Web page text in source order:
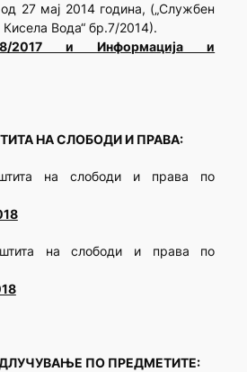
27 мај 2014 година, („Службен
Вода“ бр.7/2014).
2017 и Информација и
НА СЛОБОДИ И ПРАВА:
на слободи и права по
на слободи и права по
ПО ПРЕДМЕТИТЕ: